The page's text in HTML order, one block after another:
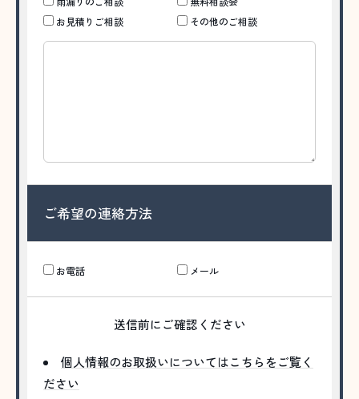
お見積りご相談
その他のご相談
ご希望の連絡方法
お電話 メール
送信前にご確認ください
個人情報のお取扱いについてはこちらをご覧く
ださい